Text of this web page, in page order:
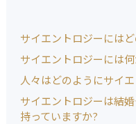
サイエントロジーには
サイエントロジーには
人々はどのようにサイ
サイエントロジーは結
持っていますか?